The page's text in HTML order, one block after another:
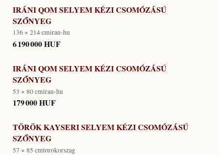
IRÁNI QOM SELYEM KÉZI CSOMÓZÁSÚ
SZŐNYEG
136 × 214 cmiran-hu
6 190 000 HUF
IRÁNI QOM SELYEM KÉZI CSOMÓZÁSÚ
SZŐNYEG
53 × 80 cmiran-hu
179 000 HUF
TÖRÖK KAYSERI SELYEM KÉZI CSOMÓZÁSÚ
SZŐNYEG
57 × 85 cmtorokorszag